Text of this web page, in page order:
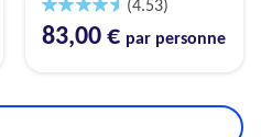
(4.53)
83,00 € par personne